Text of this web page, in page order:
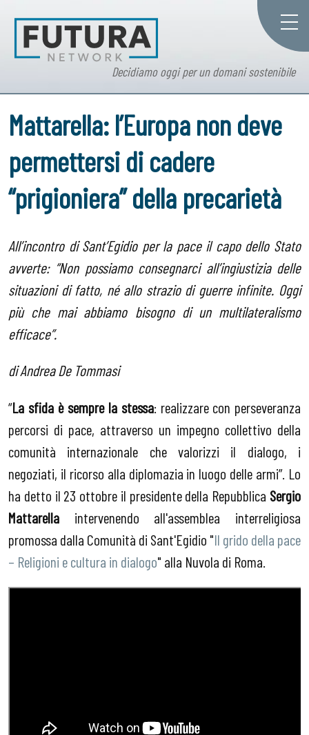
Decidiamo oggi per un domani sostenibile
Mattarella: l’Europa non deve
permettersi di cadere
“prigioniera” della precarietà
All’incontro di Sant’Egidio per la pace il capo dello Stato
avverte: “Non possiamo consegnarci all’ingiustizia delle
situazioni di fatto, né allo strazio di guerre infinite. Oggi
più che mai abbiamo bisogno di un multilateralismo
efficace”.
di Andrea De Tommasi
“La sfida è sempre la stessa: realizzare con perseveranza
percorsi di pace, attraverso un impegno collettivo della
comunità internazionale che valorizzi il dialogo, i
negoziati, il ricorso alla diplomazia in luogo delle armi”. Lo
ha detto il 23 ottobre il presidente della Repubblica Sergio
Mattarella intervenendo all'assemblea interreligiosa
promossa dalla Comunità di Sant'Egidio "Il grido della pace
– Religioni e cultura in dialogo" alla Nuvola di Roma.